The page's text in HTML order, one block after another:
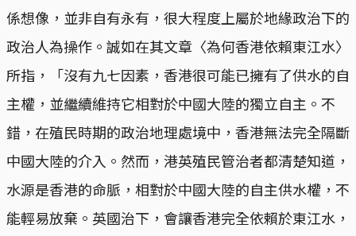
係想像，並非自有永有，很大程度上屬於地緣政治下的
政治人為操作。誠如在其文章〈為何香港依賴東江水〉
所指，「沒有九七因素，香港很可能已擁有了供水的自
主權，並繼續維持它相對於中國大陸的獨立自主。不
錯，在殖民時期的政治地理處境中，香港無法完全隔斷
中國大陸的介入。然而，港英殖民管治者都清楚知道，
水源是香港的命脈，相對於中國大陸的自主供水權，不
能輕易放棄。英國治下，會讓香港完全依賴於東江水，